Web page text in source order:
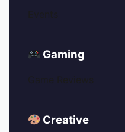
Gaming
Creative